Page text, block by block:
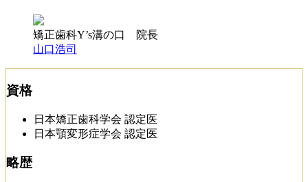
矯正歯科Y’s溝の口 院長
山口浩司
資格
日本矯正歯科学会 認定医
日本顎変形症学会 認定医
略歴